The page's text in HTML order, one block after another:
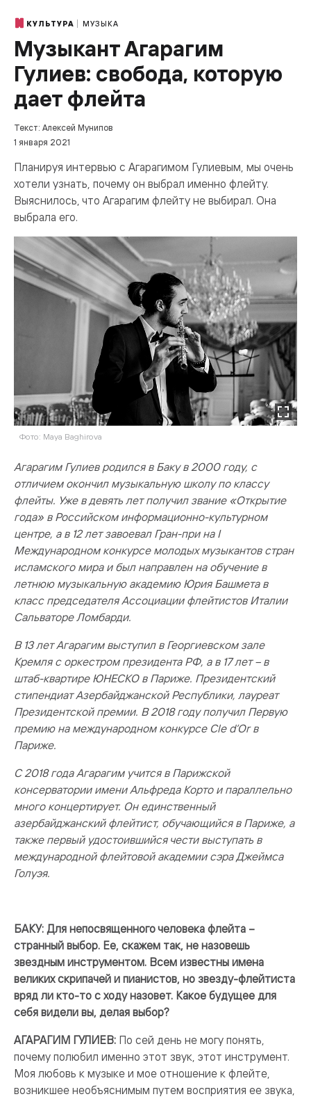
КУЛЬТУРА МУЗЫКА
Музыкант Агарагим
Гулиев: свобода, которую
дает флейта
Текст: Алексей Мунипов
1 января 2021
Планируя интервью с Агарагимом Гулиевым, мы очень
хотели узнать, почему он выбрал именно флейту.
Выяснилось, что Агарагим флейту не выбирал. Она
выбрала его.
Фото: Maya Baghirova
Агарагим Гулиев родился в Баку в 2000 году, с
отличием окончил музыкальную школу по классу
флейты. Уже в девять лет получил звание «Открытие
года» в Российском информационно-культурном
центре, а в 12 лет завоевал Гран-при на I
Международном конкурсе молодых музыкантов стран
исламского мира и был направлен на обучение в
летнюю музыкальную академию Юрия Башмета в
класс председателя Ассоциации флейтистов Италии
Сальваторе Ломбарди.
В 13 лет Агарагим выступил в Георгиевском зале
Кремля с оркестром президента РФ, а в 17 лет – в
штаб-квартире ЮНЕСКО в Париже. Президентский
стипендиат Азербайджанской Республики, лауреат
Президентской премии. В 2018 году получил Первую
премию на международном конкурсе Cle d’Оr в
Париже.
С 2018 года Агарагим учится в Парижской
консерватории имени Альфреда Корто и параллельно
много концертирует. Он единственный
азербайджанский флейтист, обучающийся в Париже, а
также первый удостоившийся чести выступать в
международной флейтовой академии сэра Джеймса
Голуэя.
БАКУ: Для непосвященного человека флейта –
странный выбор. Ее, скажем так, не назовешь
звездным инструментом. Всем известны имена
великих скрипачей и пианистов, но звезду-флейтиста
вряд ли кто-то с ходу назовет. Какое будущее для
себя видели вы, делая выбор?
АГАРАГИМ ГУЛИЕВ: По сей день не могу понять,
почему полюбил именно этот звук, этот инструмент.
Моя любовь к музыке и мое отношение к флейте,
возникшее необъяснимым путем восприятия ее звука,